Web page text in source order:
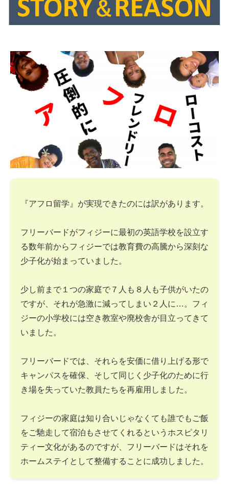
『アフロ留学』が実現できたのには訳があります。
フリーバードがフィジーに最初の英語学校を設立す
る数年前からフィジーでは教育費の高騰から深刻な
少子化が始まっていました。
少し前まで１つの家庭で７人も８人も子供がいたの
ですが、それが急激に減ってしまい２人に…。フィ
ジーの小学校には空き教室や廃校舎が目立ってきて
いました。
フリーバードでは、それらを安価に借り上げる形で
キャンパスを確保、そして同じく少子化のために行
き場を失っていた教員たちを再雇用しました。
フィジーの家庭は知り合いじゃなくても誰でもご飯
をご馳走して宿泊もさせてくれるというホスピタリ
ティー文化があるのですが、フリーバードはそれを
ホームステイとして整備することに成功しました。